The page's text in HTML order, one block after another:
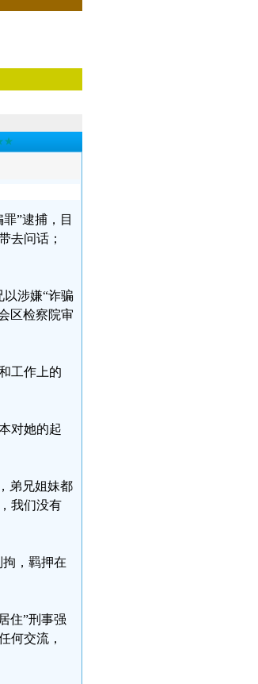
”逮捕，目
去问话；
涉嫌“诈骗
区检察院审
工作上的
对她的起
弟兄姐妹都
我们没有
，羁押在
住”刑事强
何交流，